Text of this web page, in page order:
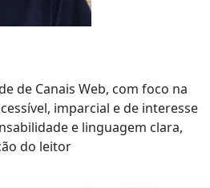
de Canais Web, com foco na
imparcial e de interesse
e linguagem clara,
do leitor